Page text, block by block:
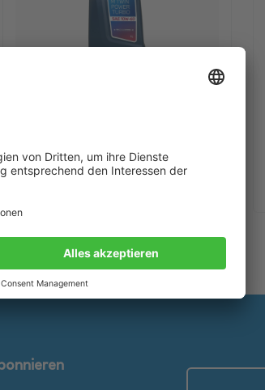
Merkzettel
inkl. gesetzl. MwSt., zzgl.